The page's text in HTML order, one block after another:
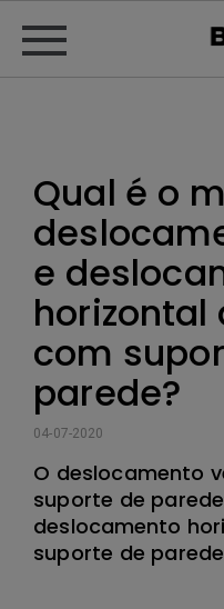
Qual é o
e
horizontal
com
parede?
04-07-2020
O deslocamento
suporte de
deslocamento
suporte de